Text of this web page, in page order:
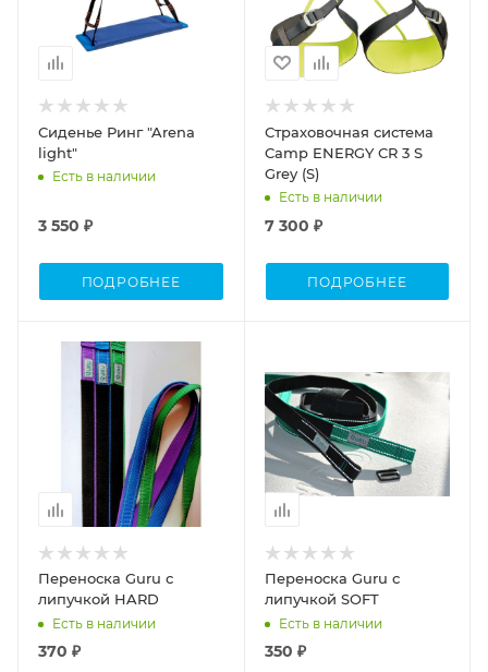
Сиденье Ринг "Arena
light"
Есть в наличии
3 550 ₽
ПОДРОБНЕЕ
Страховочная система
Camp ENERGY СR 3 S
Grey (S)
Есть в наличии
7 300 ₽
ПОДРОБНЕЕ
Переноска Guru с
липучкой HARD
Есть в наличии
370 ₽
Переноска Guru с
липучкой SOFT
Есть в наличии
350 ₽